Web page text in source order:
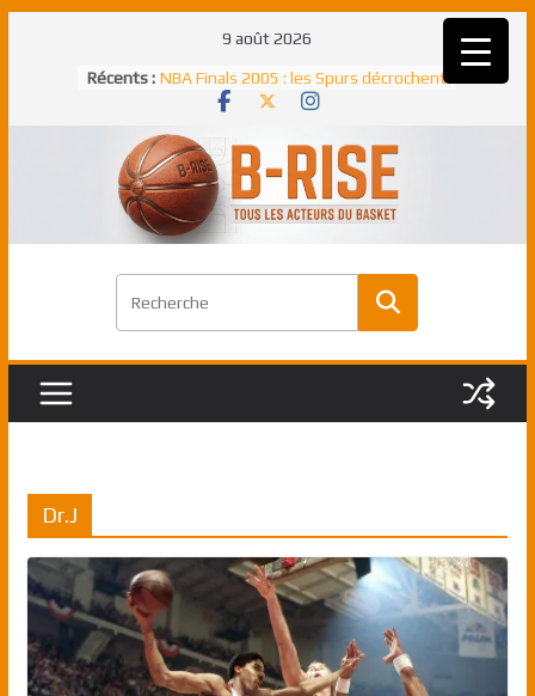
9 août 2026
Récents : NBA Finals 2005 : les Spurs décrochent
un troisième titre NBA, la rude bataille
NBA Finals 2021 : les Bucks et Giannis
Antetokounmpo triomphent, le Greek
Freek élu MVP
Shai Gilgeous-Alexander : son premier
match à plus de 40 points en NBA, le
Pau Gasol dans l’histoire en 2002 :
premier européen sacré Rookie de
Rudy Gobert, deuxième Français élu
Dr.J